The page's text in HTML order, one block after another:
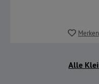
Merken
Alle